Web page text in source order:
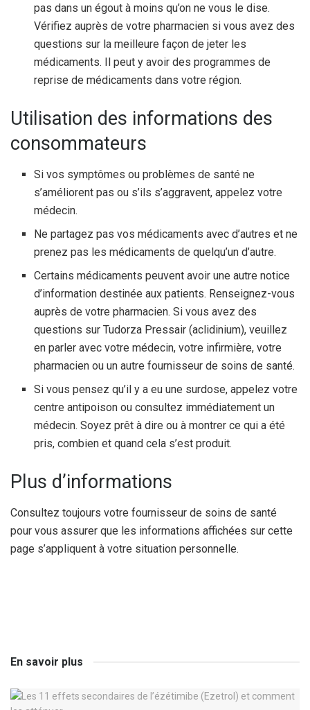
pas dans un égout à moins qu’on ne vous le dise.
Vérifiez auprès de votre pharmacien si vous avez des
questions sur la meilleure façon de jeter les
médicaments. Il peut y avoir des programmes de
reprise de médicaments dans votre région.
Utilisation des informations des
consommateurs
Si vos symptômes ou problèmes de santé ne
s’améliorent pas ou s’ils s’aggravent, appelez votre
médecin.
Ne partagez pas vos médicaments avec d’autres et ne
prenez pas les médicaments de quelqu’un d’autre.
Certains médicaments peuvent avoir une autre notice
d’information destinée aux patients. Renseignez-vous
auprès de votre pharmacien. Si vous avez des
questions sur Tudorza Pressair (aclidinium), veuillez
en parler avec votre médecin, votre infirmière, votre
pharmacien ou un autre fournisseur de soins de santé.
Si vous pensez qu’il y a eu une surdose, appelez votre
centre antipoison ou consultez immédiatement un
médecin. Soyez prêt à dire ou à montrer ce qui a été
pris, combien et quand cela s’est produit.
Plus d’informations
Consultez toujours votre fournisseur de soins de santé
pour vous assurer que les informations affichées sur cette
page s’appliquent à votre situation personnelle.
En savoir plus